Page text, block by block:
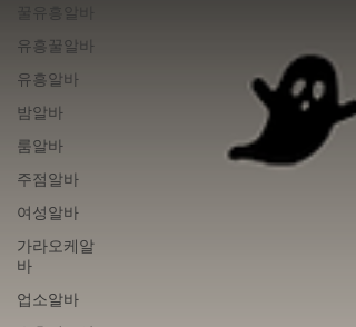
유흥꿀알바
유흥알바
밤알바
룸알바
주점알바
여성알바
가라오케알
바
업소알바